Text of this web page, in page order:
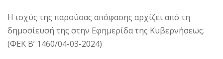
Η ισχύς της παρούσας απόφασης αρχίζει από τη
δημοσίευσή της στην Εφημερίδα της Κυβερνήσεως.
(ΦΕΚ Β’ 1460/04-03-2024)